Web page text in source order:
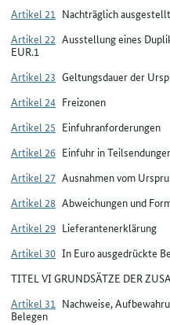
Artikel 21 Nachträglich
Artikel 22 Ausstellung eines
EUR.1
Artikel 23 Geltungsdauer der
Artikel 24 Freizonen
Artikel 25 Einfuhranforderungen
Artikel 26 Einfuhr in
Artikel 27 Ausnahmen vom
Artikel 28 Abweichungen und
Artikel 29 Lieferantenerklärung
Artikel 30 In Euro ausgedrückte
TITEL VI GRUNDSÄTZE DER
Artikel 31 Nachweise,
Belegen